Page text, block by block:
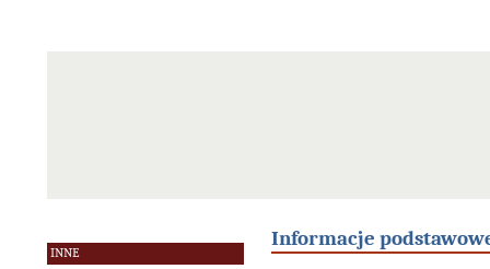
INNE
Informacje